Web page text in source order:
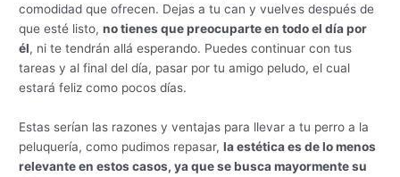
comodidad que ofrecen. Dejas a tu can y vuelves después de
que esté listo,no tienes que preocuparte en todo el día por
él, ni te tendrán allá esperando. Puedes continuar con tus
tareas y al final del día, pasar por tu amigo peludo, el cual
estará feliz como pocos días.
Estas serían las razones y ventajas para llevar a tu perro a la
peluquería, como pudimos repasar,la estética es de lo menos
relevante en estos casos, ya que se busca mayormente su